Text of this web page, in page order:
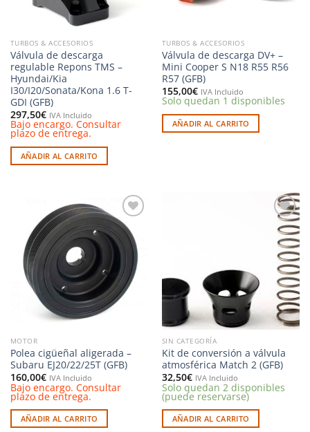
TURBOS & ACCESORIOS
Válvula de descarga
regulable Repons TMS –
Hyundai/Kia
I30/I20/Sonata/Kona 1.6 T-
GDI (GFB)
297,50€ IVA Incluido
Bajo encargo. Consultar
plazo de entrega.
AÑADIR AL CARRITO
TURBOS & ACCESORIOS
Válvula de descarga DV+ –
Mini Cooper S N18 R55 R56
R57 (GFB)
155,00€ IVA Incluido
Solo quedan 1 disponibles
AÑADIR AL CARRITO
Añadir
a la
lista de
deseos
MOTOR
Polea cigüeñal aligerada –
Subaru EJ20/22/25T (GFB)
160,00€ IVA Incluido
Bajo encargo. Consultar
plazo de entrega.
AÑADIR AL CARRITO
Añadir
a la
lista de
deseos
SIN CATEGORÍA
Kit de conversión a válvula
atmosférica Match 2 (GFB)
32,50€ IVA Incluido
Solo quedan 2 disponibles
(puede reservarse)
AÑADIR AL CARRITO